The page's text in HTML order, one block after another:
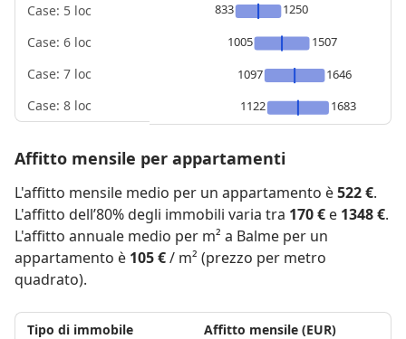
Case: 5 loc
Case: 6 loc
Case: 7 loc
Case: 8 loc
833
1250
1005
1507
1097
1646
1122
1683
Affitto mensile per appartamenti
L'affitto mensile medio per un appartamento è522 €.
L'affitto dell’80% degli immobili varia tra 170 € e 1348 €.
L'affitto annuale medio per m² a Balme per un
appartamento è 105 €/ m² (prezzo per metro
quadrato).
Tipo di immobile
Affitto mensile (EUR)